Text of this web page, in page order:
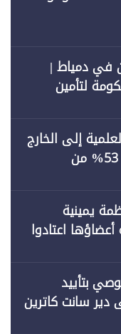
في دمياط |
لتأمين
إلى الخارج
| 6 جامعات حكومية تستحوذ على 53% من
يمينية
اعتادوا
بتأييد
أرض في دير سانت كاترين